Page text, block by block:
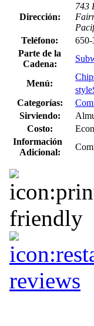
Dirección:
743
Teléfono:
Parte de la
Cadena:
Menú:
style
Categorías:
Sirviendo:
Costo:
Información
Adicional: